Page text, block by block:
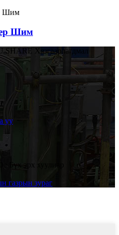
Шим
Хязгаарлагдмал
уу
Бүх эрх хуулиар
газрын зураг